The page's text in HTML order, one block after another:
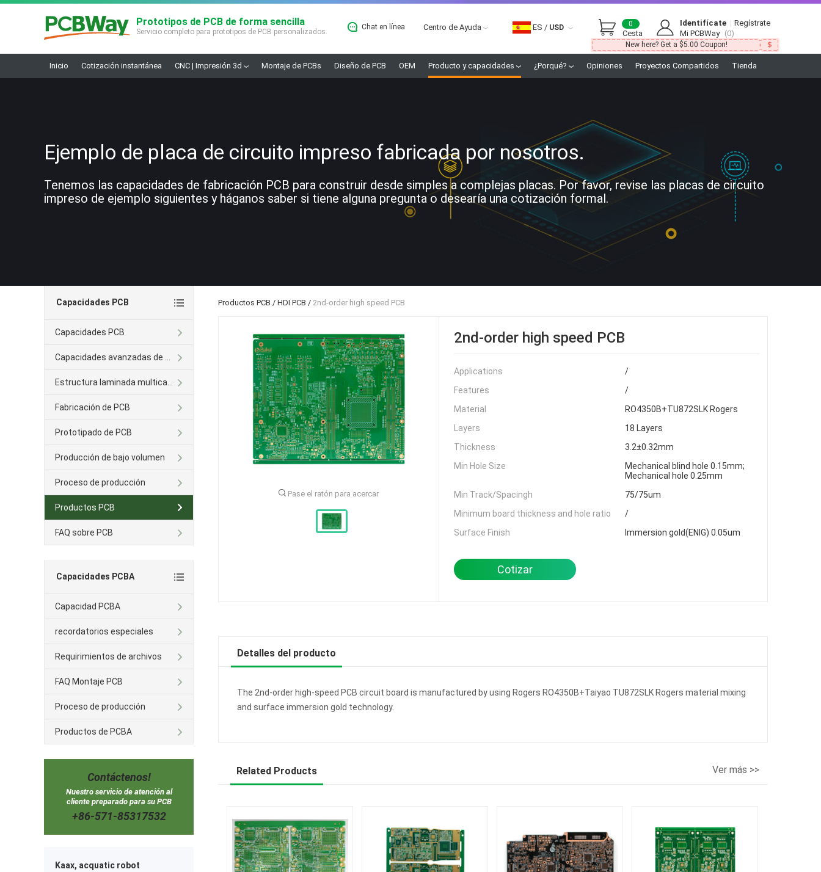
Prototipos de PCB de forma sencilla
Servicio completo para prototipos de PCB personalizados.
Chat en línea Centro de Ayuda ES / USD
Cesta
0 Identifícate
Regístrate
Mi PCBWay (0)
New here? Get a $5.00 Coupon!
Inicio Cotización instantánea CNC | Impresión 3d Montaje de PCBs Diseño de PCB OEM Producto y capacidades ¿Porqué? Opiniones Proyectos Compartidos Tienda
Ejemplo de placa de circuito impreso fabricada por nosotros.
Tenemos las capacidades de fabricación PCB para construir desde simples a complejas placas. Por favor, revise las placas de circuito
impreso de ejemplo siguientes y háganos saber si tiene alguna pregunta o desearía una cotización formal.
Productos PCB / HDI PCB / 2nd-order high speed PCB
Pase el ratón para acercar
2nd-order high speed PCB
Applications
/
Features
/
Material
RO4350B+TU872SLK Rogers
Layers
18 Layers
Thickness
3.2±0.32mm
Min Hole Size
Mechanical blind hole 0.15mm;
Mechanical hole 0.25mm
Min Track/Spacingh
75/75um
Minimum board thickness and hole ratio
/
Surface Finish
Immersion gold(ENIG) 0.05um
Cotizar
Detalles del producto
The 2nd-order high-speed PCB circuit board is manufactured by using Rogers RO4350B+Taiyao TU872SLK Rogers material mixing
and surface immersion gold technology.
Related Products Ver más >>
Capacidades PCB
Capacidades PCB
Fabricación de PCB
Prototipado de PCB
Producción de bajo volumen
Proceso de producción
Productos PCB
FAQ sobre PCB
Capacidades PCBA
Capacidad PCBA
recordatorios especiales
Requirimientos de archivos
FAQ Montaje PCB
Proceso de producción
Productos de PCBA
Contáctenos!
Nuestro servicio de atención al
cliente preparado para su PCB
+86-571-85317532
Kaax, acquatic robot